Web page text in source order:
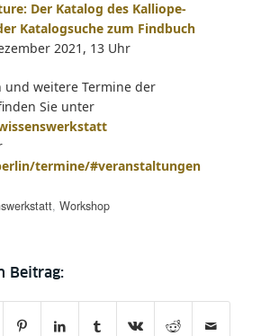
Der Katalog des Kalliope-
Katalogsuche zum Findbuch
2021, 13 Uhr
weitere Termine der
Sie unter
termine/#veranstaltungen
, Workshop